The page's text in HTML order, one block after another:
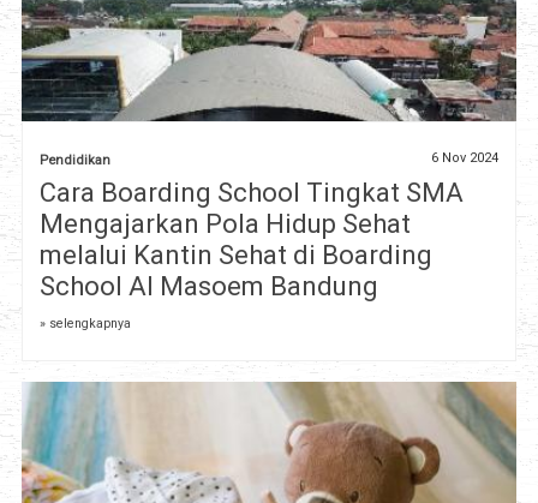
Pendidikan 6 Nov 2024
Cara Boarding School Tingkat SMA
Mengajarkan Pola Hidup Sehat
melalui Kantin Sehat di Boarding
School Al Masoem Bandung
» selengkapnya